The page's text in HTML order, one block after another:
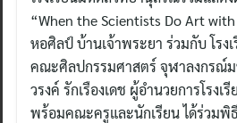
“When the Scientists Do Art
หอศิลป์ บ้านเจ้าพระยา ร่วมกับ โรง
คณะศิลปกรรมศาสตร์ จุฬาลงกรณ์ม
วรงค์ รักเรืองเดช ผู้อำนวยการโรง
พร้อมคณะครูและนักเรียน ได้ร่วมพิ